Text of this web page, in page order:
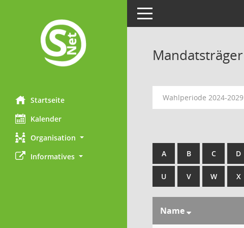
Startseite
Kalender
Organisation
Informatives
Toggle navigation
Mandatsträger
Wahlperiode 2024-2029
A B C D
U V W X
Name